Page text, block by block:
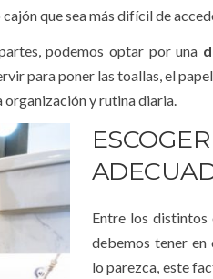
que sea más difícil de
podemos optar por una
para poner las toallas, el
y rutina diaria.
Entre los distintos
debemos tener en
lo parezca, este